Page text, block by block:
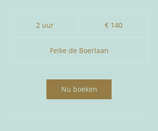
2 uur2
r
€ 140
Feike de Boerlaan
Nu boeken